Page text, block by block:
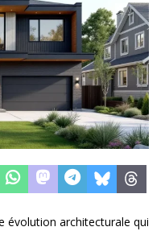
évolution architecturale qui